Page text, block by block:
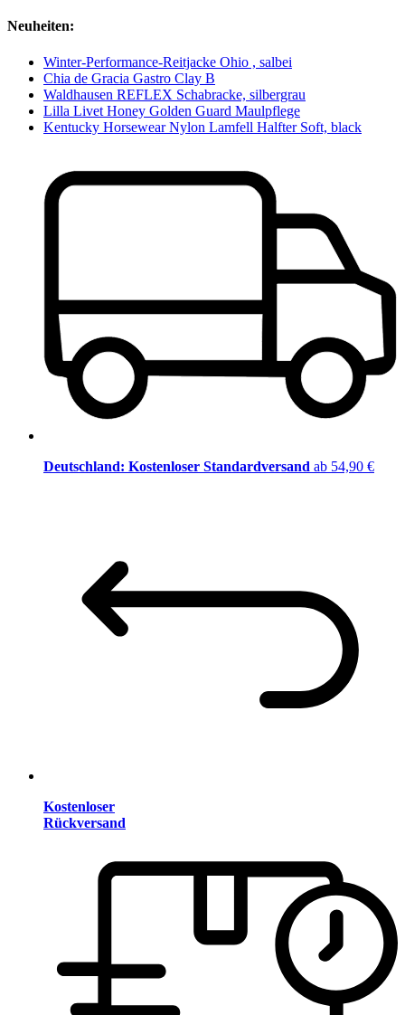
Neuheiten:
Winter-Performance-Reitjacke Ohio , salbei
Chia de Gracia Gastro Clay B
Waldhausen REFLEX Schabracke, silbergrau
Lilla Livet Honey Golden Guard Maulpflege
Kentucky Horsewear Nylon Lamfell Halfter Soft, black
Deutschland: Kostenloser Standardversand ab 54,90 €
Kostenloser
Rückversand